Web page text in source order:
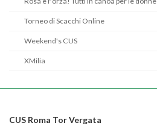
Torneo di Scacchi Online
Weekend's CUS
XMilia
CUS Roma Tor Vergata